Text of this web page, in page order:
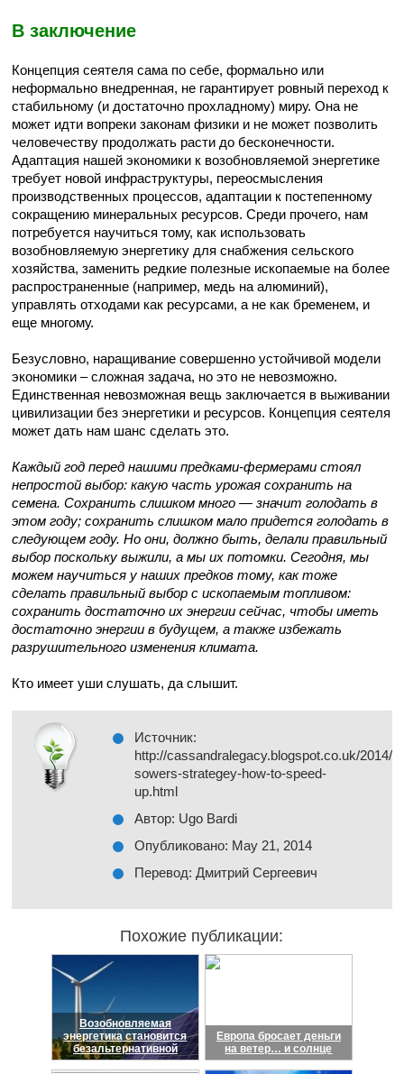
В заключение
Концепция сеятеля сама по себе, формально или
неформально внедренная, не гарантирует ровный переход к
стабильному (и достаточно прохладному) миру. Она не
может идти вопреки законам физики и не может позволить
человечеству продолжать расти до бесконечности.
Адаптация нашей экономики к возобновляемой энергетике
требует новой инфраструктуры, переосмысления
производственных процессов, адаптации к постепенному
сокращению минеральных ресурсов. Среди прочего, нам
потребуется научиться тому, как использовать
возобновляемую энергетику для снабжения сельского
хозяйства, заменить редкие полезные ископаемые на более
распространенные (например, медь на алюминий),
управлять отходами как ресурсами, а не как бременем, и
еще многому.
Безусловно, наращивание совершенно устойчивой модели
экономики – сложная задача, но это не невозможно.
Единственная невозможная вещь заключается в выживании
цивилизации без энергетики и ресурсов. Концепция сеятеля
может дать нам шанс сделать это.
Каждый год перед нашими предками-фермерами стоял
непростой выбор: какую часть урожая сохранить на
семена. Сохранить слишком много — значит голодать в
этом году; сохранить слишком мало придется голодать в
следующем году. Но они, должно быть, делали правильный
выбор поскольку выжили, а мы их потомки. Сегодня, мы
можем научиться у наших предков тому, как тоже
сделать правильный выбор с ископаемым топливом:
сохранить достаточно их энергии сейчас, чтобы иметь
достаточно энергии в будущем, а также избежать
разрушительного изменения климата.
Кто имеет уши слушать, да слышит.
Источник:
http://cassandralegacy.blogspot.co.uk/2014/
sowers-strategey-how-to-speed-
up.html
Автор: Ugo Bardi
Опубликовано: May 21, 2014
Перевод: Дмитрий Сергеевич
Похожие публикации:
Возобновляемая
энергетика становится
безальтернативной
Европа бросает деньги
на ветер… и солнце